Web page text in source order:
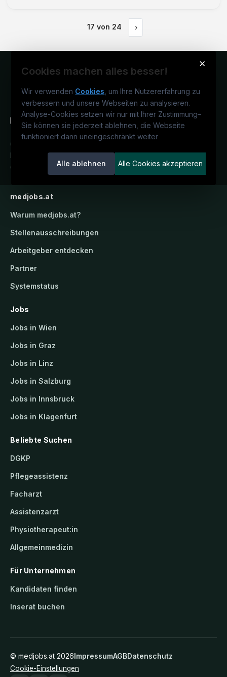
17 von 24 ›
×
Cookies machen alles besser!
Wir verwenden Cookies , um Ihre Nutzererfahrung zu
verbessern und unsere Webseiten zu analysieren.
Analyse-Cookies setzen wir nur mit Ihrer Zustimmung–
Sie können sie jederzeit ablehnen, die Webseite
funktioniert dann uneingeschränkt weiter
Alle ablehnen Alle Cookies akzeptieren
Österreichs medizinisches
Karriereportal.Ein Service der
candidatis GmbH.
medjobs.at
Warum medjobs.at?
Stellenausschreibungen
Arbeitgeber entdecken
Partner
Systemstatus
Jobs
Jobs in Wien
Jobs in Graz
Jobs in Linz
Jobs in Salzburg
Jobs in Innsbruck
Jobs in Klagenfurt
Beliebte Suchen
DGKP
Pflegeassistenz
Facharzt
Assistenzarzt
Physiotherapeut:in
Allgemeinmedizin
Für Unternehmen
Kandidaten finden
Inserat buchen
© medjobs.at 2026ImpressumAGBDatenschutz
Cookie-Einstellungen